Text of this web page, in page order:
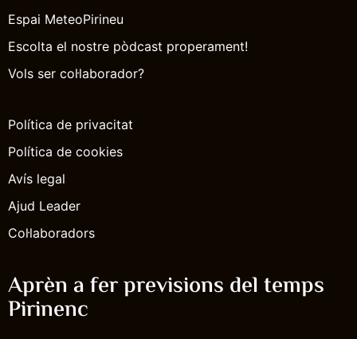
Espai MeteoPirineu
Escolta el nostre pòdcast properament!
Vols ser col·laborador?
Política de privacitat
Política de cookies
Avís legal
Ajud Leader
Col·laboradors
Aprèn a fer previsions del temps
Pirinenc